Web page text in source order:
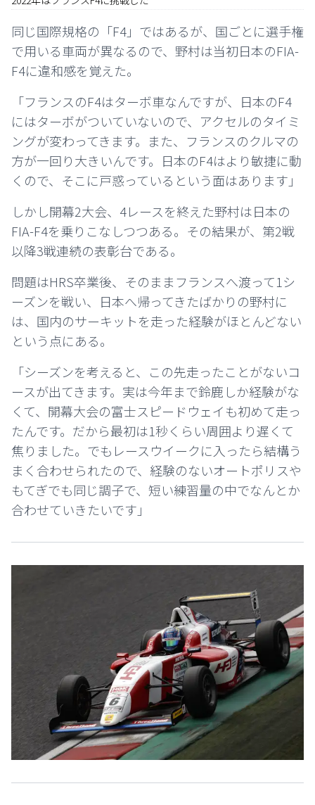
同じ国際規格の「F4」ではあるが、国ごとに選手権
で用いる車両が異なるので、野村は当初日本のFIA-
F4に違和感を覚えた。
「フランスのF4はターボ車なんですが、日本のF4
にはターボがついていないので、アクセルのタイミ
ングが変わってきます。また、フランスのクルマの
方が一回り大きいんです。日本のF4はより敏捷に動
くので、そこに戸惑っているという面はあります」
しかし開幕2大会、4レースを終えた野村は日本の
FIA-F4を乗りこなしつつある。その結果が、第2戦
以降3戦連続の表彰台である。
問題はHRS卒業後、そのままフランスへ渡って1シ
ーズンを戦い、日本へ帰ってきたばかりの野村に
は、国内のサーキットを走った経験がほとんどない
という点にある。
「シーズンを考えると、この先走ったことがないコ
ースが出てきます。実は今年まで鈴鹿しか経験がな
くて、開幕大会の富士スピードウェイも初めて走っ
たんです。だから最初は1秒くらい周囲より遅くて
焦りました。でもレースウイークに入ったら結構う
まく合わせられたので、経験のないオートポリスや
もてぎでも同じ調子で、短い練習量の中でなんとか
合わせていきたいです」